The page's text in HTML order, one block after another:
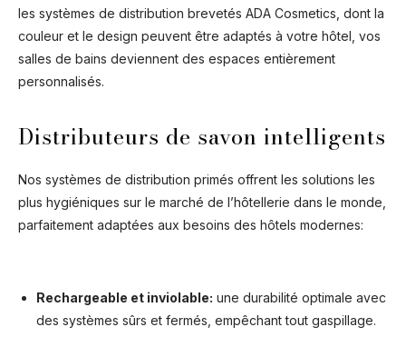
les systèmes de distribution brevetés ADA Cosmetics, dont la
couleur et le design peuvent être adaptés à votre hôtel, vos
salles de bains deviennent des espaces entièrement
personnalisés.
Distributeurs de savon intelligents
Nos systèmes de distribution primés offrent les solutions les
plus hygiéniques sur le marché de l’hôtellerie dans le monde,
parfaitement adaptées aux besoins des hôtels modernes:
Rechargeable et inviolable: une durabilité optimale avec
des systèmes sûrs et fermés, empêchant tout gaspillage.